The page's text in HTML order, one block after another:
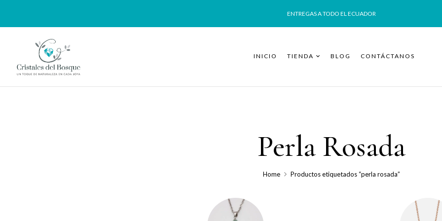
ENTREGAS A TODO EL ECUADOR
INICIO TIENDA BLOG CONTÁCTANOS
Perla Rosada
Home Productos etiquetados “perla rosada”